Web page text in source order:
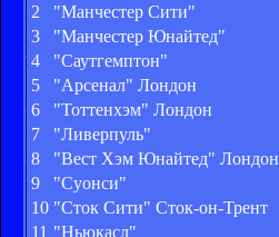
2
"Манчестер Сити"
3
"Манчестер Юнайтед"
4
"Саутгемптон"
5
"Арсенал" Лондон
6
"Тоттенхэм" Лондон
7
"Ливерпуль"
8
"Вест Хэм Юнайтед" Лондон
9
"Суонси"
10 "Сток Сити" Сток-он-Трент
11 "Ньюкасл"